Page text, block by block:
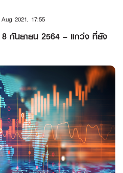
2021, 17:55
กันยายน 2564 – แกว่ง ที่ยัง